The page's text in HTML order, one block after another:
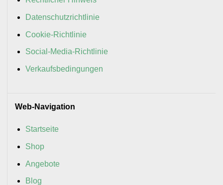
Datenschutzrichtlinie
Cookie-Richtlinie
Social-Media-Richtlinie
Verkaufsbedingungen
Web-Navigation
Startseite
Shop
Angebote
Blog